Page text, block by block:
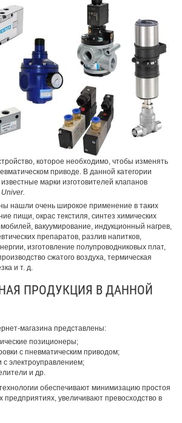
которое необходимо, чтобы изменять
приводе. В данной категории
марки изготовителей клапанов
нашли очень широкое применение в таких
пищи, окрас текстиля, синтез химических
вакуумирование, индукционный нагрев,
препаратов, разлив напитков,
изготовление полупроводниковых плат,
сжатого воздуха, термическая
и т. д.
ПРОДУКЦИЯ В ДАННОЙ
магазина представлены:
позиционеры;
с пневматическим приводом;
с электроуправлением;
и др.
обеспечивают минимизацию простоя
увеличивают превосходство в